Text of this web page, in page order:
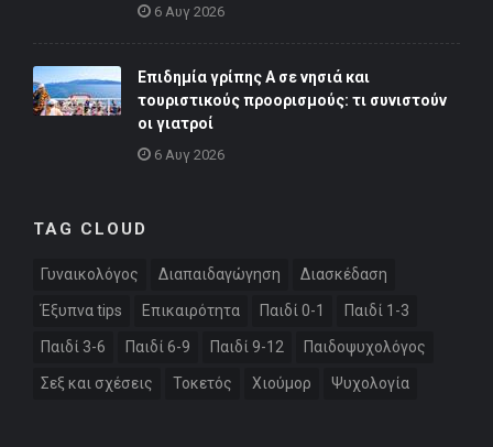
6 Αυγ 2026
Επιδημία γρίπης Α σε νησιά και
τουριστικούς προορισμούς: τι συνιστούν
οι γιατροί
6 Αυγ 2026
TAG CLOUD
Γυναικολόγος Διαπαιδαγώγηση Διασκέδαση
Έξυπνα tips Επικαιρότητα Παιδί 0-1 Παιδί 1-3
Παιδί 3-6 Παιδί 6-9 Παιδί 9-12 Παιδοψυχολόγος
Σεξ και σχέσεις Τοκετός Χιούμορ Ψυχολογία